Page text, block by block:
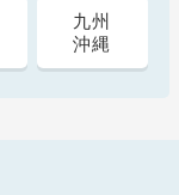
九州
沖縄